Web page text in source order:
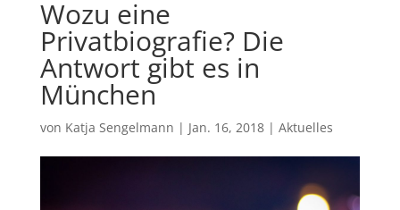
Wozu eine
Privatbiografie? Die
Antwort gibt es in
München
von Katja Sengelmann | Jan. 16, 2018| Aktuelles